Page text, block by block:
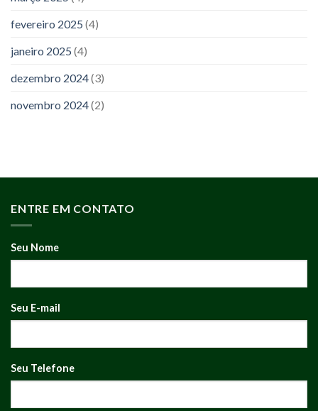
fevereiro 2025 (4)
janeiro 2025 (4)
dezembro 2024(3)
novembro 2024(2)
ENTRE EM CONTATO
Seu Nome
Seu E-mail
Seu Telefone